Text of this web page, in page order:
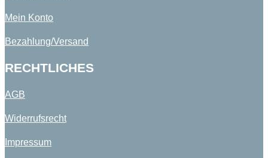
Mein Konto
Bezahlung/Versand
RECHTLICHES
AGB
Widerrufsrecht
Impressum